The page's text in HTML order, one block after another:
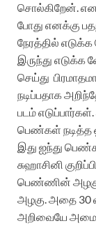
சொல்கிறேன்.
போது எனக்கு
நேரத்தில் எடுக்க
இருந்து எடுக்க
செய்து
நடிப்பதாக
படம்
பெண்கள் நடித்த
இது ஐந்து
சுஹாசினி
பெண்ணின் அழகு
அழகு. அதை 30
அறிவையே